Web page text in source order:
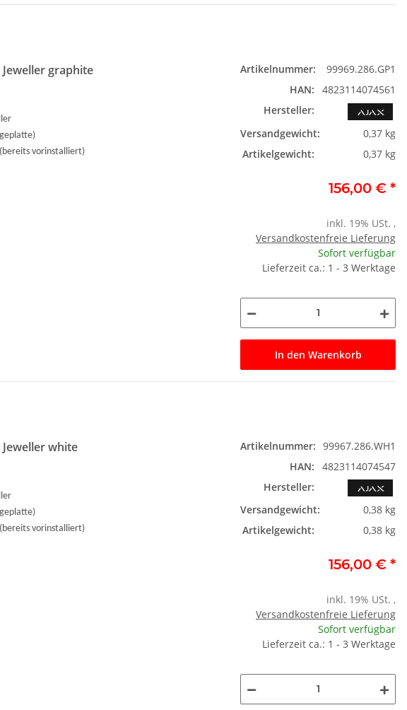
graphite
vorinstalliert)
Artikelnummer:
99969.286.GP1
HAN:
4823114074561
Hersteller:
Versandgewicht:
0,37 kg
Artikelgewicht:
0,37 kg
156,00 € *
inkl. 19% USt. ,
Versandkostenfreie Lieferung
Sofort verfügbar
Lieferzeit ca.: 1 - 3 Werktage
In den Warenkorb
white
vorinstalliert)
Artikelnummer: 99967.286.WH1
HAN:
4823114074547
Hersteller:
Versandgewicht:
0,38 kg
Artikelgewicht:
0,38 kg
156,00 € *
inkl. 19% USt. ,
Versandkostenfreie Lieferung
Sofort verfügbar
Lieferzeit ca.: 1 - 3 Werktage